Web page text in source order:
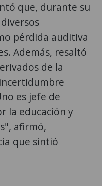
pérdida auditiva
Además, resaltó
de la
es jefe de
la educación y
afirmó,
que sintió
y